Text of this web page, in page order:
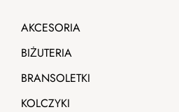
AKCESORIA
BIŻUTERIA
BRANSOLETKI
KOLCZYKI